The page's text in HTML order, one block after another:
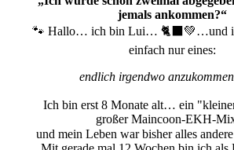
jemals ankommen?“
🐾 Hallo… ich bin Lui… 🐈‍⬛💚…und
einfach nur eines:
endlich irgendwo
Ich bin erst 8 Monate alt… ein
großer Maincoon-EKH-
und mein Leben war bisher alles